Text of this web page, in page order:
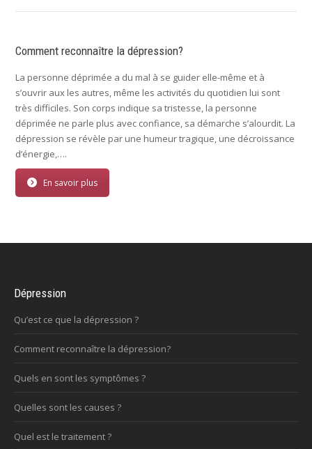
Comment reconnaître la dépression?
La personne déprimée a du mal à se guider elle-même et à
s’ouvrir aux les autres, même les activités du quotidien lui sont
très difficiles. Son corps indique sa tristesse, la personne
déprimée ne parle plus avec confiance, sa démarche s’alourdit. La
dépression se révèle par une humeur tragique, une décroissance
d’énergie,….
En savoir plus
Dépression
Qu’est ce que la dépression ?
Comment reconnaître la dépression?
Quels en sont les symptômes ?
Quelles sont les causes ?
Quel est le traitement ?